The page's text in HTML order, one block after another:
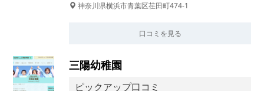
神奈川県横浜市青葉区荏田町474-1
口コミを見る
三陽幼稚園
ピックアップ口コミ